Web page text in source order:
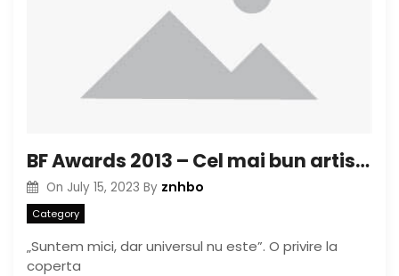
BF Awards 2013 – Cel mai bun artist (independent): Fiona Staples
On July 15, 2023 By znhbo
Category
„Suntem mici, dar universul nu este”. O privire la
coperta